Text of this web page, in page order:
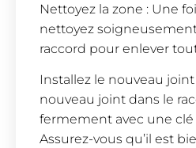
Nettoyez la zone : Une
nettoyez
raccord pour enlever
Installez le nouveau joint
nouveau joint dans le
fermement avec une
Assurez-vous qu’il est